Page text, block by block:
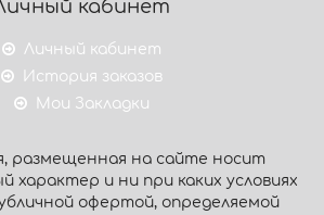
кабинет
Личный кабинет
История заказов
Мои Закладки
размещенная на сайте носит
характер и ни при каких условиях
офертой, определяемой